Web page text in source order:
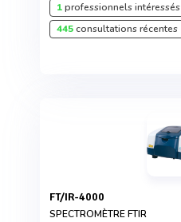
1professionnels intéressés
445consultations récentes
FT/IR-4000
SPECTROMÈTRE FTIR